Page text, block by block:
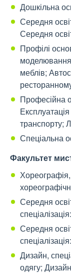
Дошкільна
Середня
Середня
Профілі
меблів;
Професійна
транспорту;
Спеціальна
Факультет
Хореографія,
Середня
Середня
Дизайн,
одягу;